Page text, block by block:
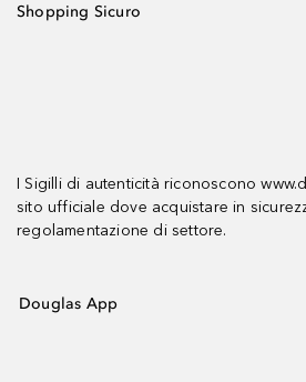
Shopping Sicuro
I Sigilli di autenticità riconoscono
sito ufficiale dove acquistare in
regolamentazione di settore.
Douglas App